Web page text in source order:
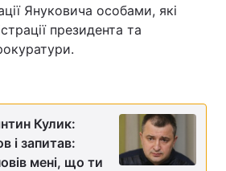
Януковича особами, які
президента та
Кулик:
і запитав:
мені, що ти